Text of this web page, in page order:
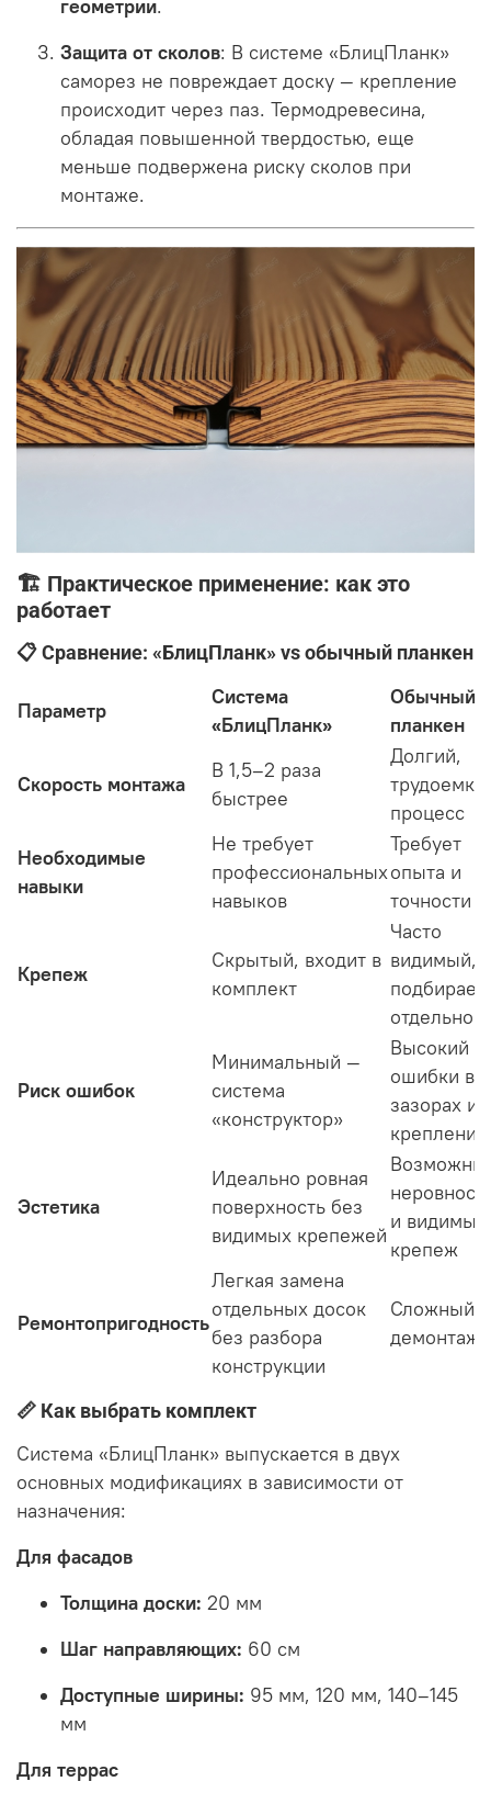
геометрии.
Защита от сколов: В системе «БлицПланк»
саморез не повреждает доску — крепление
происходит через паз. Термодревесина,
обладая повышенной твердостью, еще
меньше подвержена риску сколов при
монтаже.
🏗️ Практическое применение: как это
работает
📋 Сравнение: «БлицПланк» vs обычный планкен
Параметр
Система
«БлицПланк»
Обычный
планкен
Скорость монтажа
В 1,5–2 раза
быстрее
Долгий,
процесс
Необходимые
навыки
Не требует
профессиональных
навыков
Требует
опыта и
точности
Крепеж
Скрытый, входит в
комплект
Часто
видимый,
отдельно
Риск ошибок
Минимальный —
система
«конструктор»
Высокий —
ошибки в
зазорах и
креплении
Эстетика
Идеально ровная
поверхность без
видимых крепежей
Возможны
и видимый
крепеж
Ремонтопригодность
Легкая замена
отдельных досок
без разбора
конструкции
Сложный
демонтаж
📏 Как выбрать комплект
Система «БлицПланк» выпускается в двух
основных модификациях в зависимости от
назначения:
Для фасадов
Толщина доски: 20 мм
Шаг направляющих: 60 см
Доступные ширины: 95 мм, 120 мм, 140–145
мм
Для террас